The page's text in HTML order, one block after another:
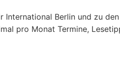
Berlin und zu
pro Monat Termine,